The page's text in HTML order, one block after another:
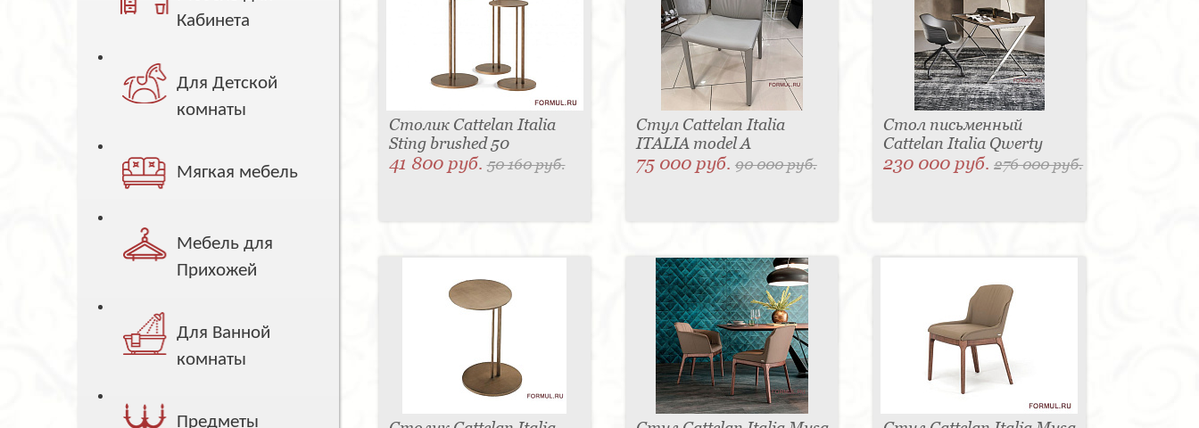
Кабинета
Для Детской
комнаты
Мягкая мебель
Мебель для
Прихожей
Для Ванной
комнаты
Предметы
Столик Cattelan Italia
Sting brushed 50
41 800 руб.50 160 руб.
Стул Cattelan Italia
ITALIA model A
75 000 руб. 90 000 руб.
Стол письменный
Cattelan Italia Qwerty
230 000 руб.276 000 руб.